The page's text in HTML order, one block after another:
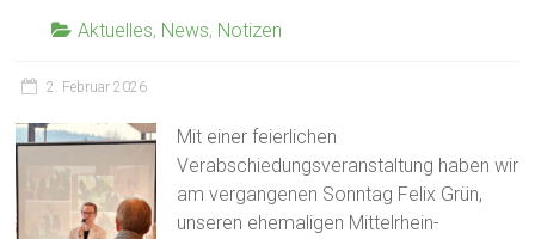
Aktuelles, News, Notizen
2. Februar 2026
Mit einer feierlichen
Verabschiedungsveranstaltung haben wir
am vergangenen Sonntag Felix Grün,
unseren ehemaligen Mittelrhein-